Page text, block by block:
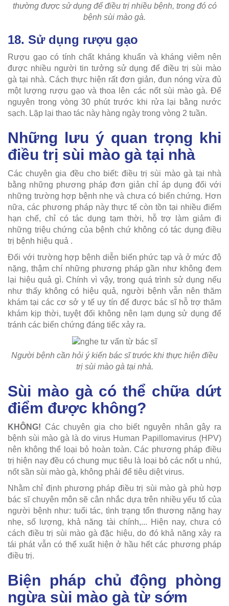
thường được sử dụng để điều trị nhiều bệnh, trong đó có
bệnh sùi mào gà.
18. Sử dụng rượu gạo
Rượu gạo có tính chất kháng khuẩn và kháng viêm nên
được nhiều người tin tưởng sử dụng để điều trị sùi mào
gà tại nhà. Cách thực hiện rất đơn giản, đun nóng vừa đủ
một lượng rượu gạo và thoa lên các nốt sùi mào gà. Để
nguyên trong vòng 30 phút trước khi rửa lại bằng nước
sạch. Lặp lại thao tác này hàng ngày trong vòng 2 tuần.
Những lưu ý quan trọng khi
điều trị sùi mào gà tại nhà
Các chuyên gia đều cho biết: điều trị sùi mào gà tại nhà
bằng những phương pháp đơn giản chỉ áp dụng đối với
những trường hợp bệnh nhẹ và chưa có biến chứng. Hơn
nữa, các phương pháp này thực tế còn tồn tại nhiều điểm
hạn chế, chỉ có tác dụng tạm thời, hỗ trợ làm giảm đi
những triệu chứng của bệnh chứ không có tác dụng điều
trị bệnh hiệu quả .
Đối với trường hợp bệnh diễn biến phức tạp và ở mức độ
nặng, thậm chí những phương pháp gần như không đem
lại hiệu quả gì. Chính vì vậy, trong quá trình sử dụng nếu
như thấy không có hiệu quả, người bệnh vẫn nên thăm
khám tại các cơ sở y tế uy tín để được bác sĩ hỗ trợ thăm
khám kịp thời, tuyệt đối không nên lạm dụng sử dụng để
tránh các biến chứng đáng tiếc xảy ra.
Người bệnh cần hỏi ý kiến bác sĩ trước khi thực hiện điều
trị sùi mào gà tại nhà.
Sùi mào gà có thể chữa dứt
điểm được không?
KHÔNG! Các chuyên gia cho biết nguyên nhân gây ra
bệnh sùi mào gà là do virus Human Papillomavirus (HPV)
nên không thể loại bỏ hoàn toàn. Các phương pháp điều
trị hiện nay đều có chung mục tiêu là loại bỏ các nốt u nhú,
nốt sần sùi mào gà, không phải để tiêu diệt virus.
Nhằm chỉ định phương pháp điều trị sùi mào gà phù hợp
bác sĩ chuyên môn sẽ cân nhắc dựa trên nhiều yếu tố của
người bệnh như: tuổi tác, tình trạng tổn thương nặng hay
nhẹ, số lượng, khả năng tài chính,... Hiện nay, chưa có
cách điều trị sùi mào gà đặc hiệu, do đó khả năng xảy ra
tái phát vẫn có thể xuất hiện ở hầu hết các phương pháp
điều trị.
Biện pháp chủ động phòng
ngừa sùi mào gà từ sớm